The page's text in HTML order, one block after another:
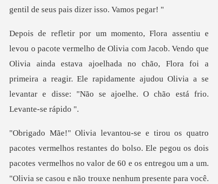
Loja
Histórico
Sair
Baixar App
gentil de se
. Vendo que
Olivia ainda estava ajoelhada no chão, Flora foi a
primeira a reagir. Ele rapidamen
s no valor de 60 e os entregou um a um.
"Olivia se casou e não trouxe nenhum presente para você.